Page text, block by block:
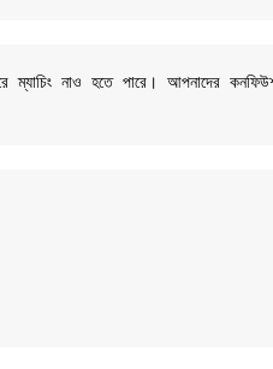
ম্যাচিং নাও হতে পারে। আপনাদের